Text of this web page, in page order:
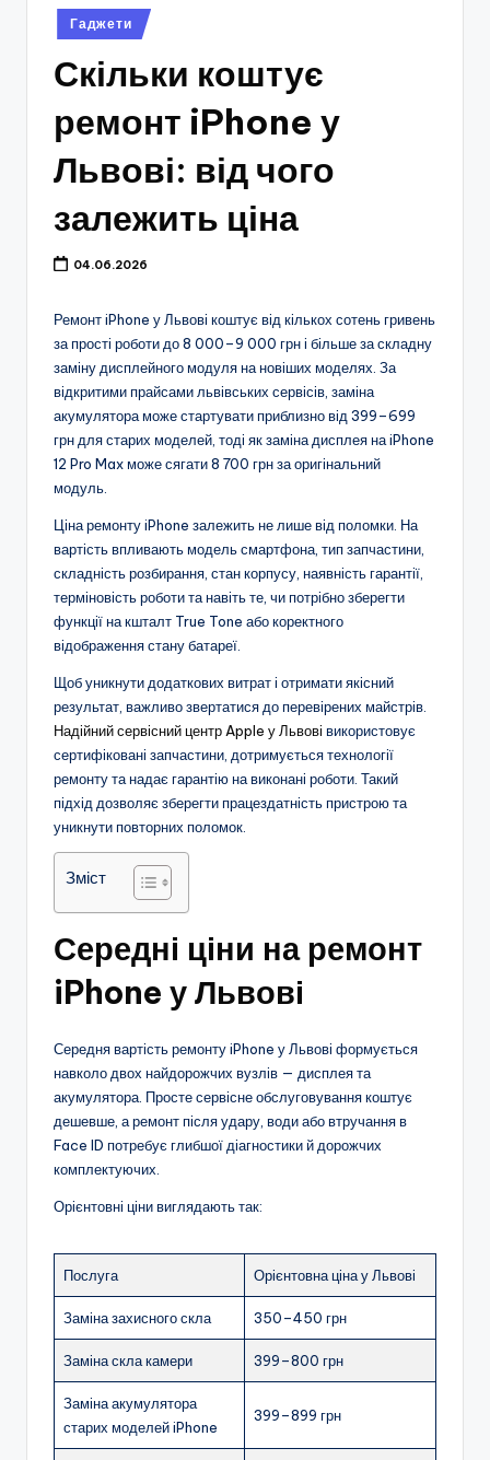
Опубліковано
у
Гаджети
Скільки коштує
ремонт iPhone у
Львові: від чого
залежить ціна
04.06.2026
Ремонт iPhone у Львові коштує від кількох сотень гривень
за прості роботи до 8 000–9 000 грн і більше за складну
заміну дисплейного модуля на новіших моделях. За
відкритими прайсами львівських сервісів, заміна
акумулятора може стартувати приблизно від 399–699
грн для старих моделей, тоді як заміна дисплея на iPhone
12 Pro Max може сягати 8 700 грн за оригінальний
модуль.
Ціна ремонту iPhone залежить не лише від поломки. На
вартість впливають модель смартфона, тип запчастини,
складність розбирання, стан корпусу, наявність гарантії,
терміновість роботи та навіть те, чи потрібно зберегти
функції на кшталт True Tone або коректного
відображення стану батареї.
Щоб уникнути додаткових витрат і отримати якісний
результат, важливо звертатися до перевірених майстрів.
Надійний сервісний центр Apple у Львові використовує
сертифіковані запчастини, дотримується технології
ремонту та надає гарантію на виконані роботи. Такий
підхід дозволяє зберегти працездатність пристрою та
уникнути повторних поломок.
Зміст
Середні ціни на ремонт
iPhone у Львові
Середня вартість ремонту iPhone у Львові формується
навколо двох найдорожчих вузлів — дисплея та
акумулятора. Просте сервісне обслуговування коштує
дешевше, а ремонт після удару, води або втручання в
Face ID потребує глибшої діагностики й дорожчих
комплектуючих.
Орієнтовні ціни виглядають так:
Послуга Орієнтовна ціна у Львові
Заміна захисного скла 350–450 грн
Заміна скла камери 399–800 грн
Заміна акумулятора
старих моделей iPhone
399–899 грн